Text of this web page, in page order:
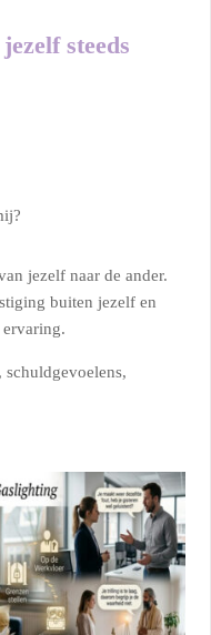
steeds
jezelf naar de ander.
buiten jezelf en